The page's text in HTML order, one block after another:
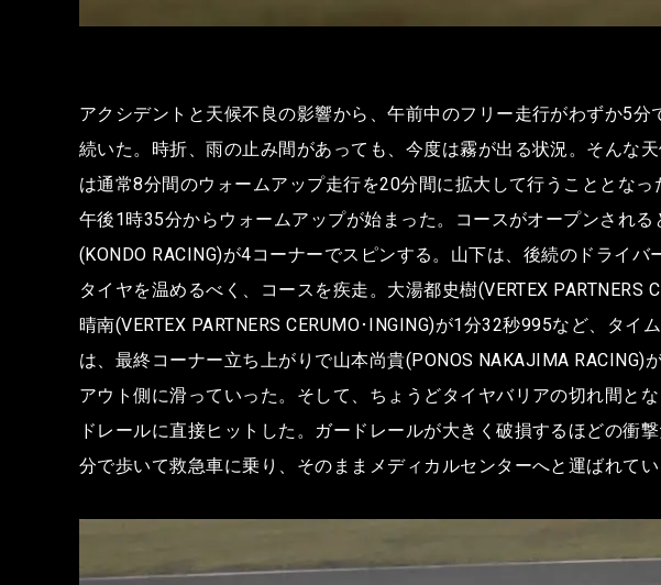
アクシデントと天候不良の影響から、午前中のフリー走行がわずか5
続いた。時折、雨の止み間があっても、今度は霧が出る状況。そんな
は通常8分間のウォームアップ走行を20分間に拡大して行うこととな
午後1時35分からウォームアップが始まった。コースがオープンされ
(KONDO RACING)が4コーナーでスピンする。山下は、後続のドライ
タイヤを温めるべく、コースを疾走。大湯都史樹(VERTEX PARTNERS
晴南(VERTEX PARTNERS CERUMO･INGING)が1分32秒995など、タ
は、最終コーナー立ち上がりで山本尚貴(PONOS NAKAJIMA
アウト側に滑っていった。そして、ちょうどタイヤバリアの切れ間と
ドレールに直接ヒットした。ガードレールが大きく破損するほどの衝
分で歩いて救急車に乗り、そのままメディカルセンターへと運ばれてい